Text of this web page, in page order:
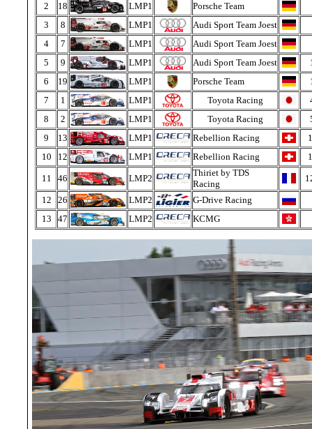
2
18 LMP1
Porsche Team
3
8 LMP1
Audi Sport Team Joest
4
7 LMP1
Audi Sport Team Joest
5
9 LMP1 Audi Sport Team Joest
6
19 LMP1 Porsche Team
7
1 LMP1 Toyota Racing
8
2 LMP1 Toyota Racing
9
13 LMP1 Rebellion Racing
10
12 LMP1 Rebellion Racing
11 46 LMP2
Thiriet by TDS
Racing
12 26 LMP2
G-Drive Racing
13
47 LMP2 KCMG